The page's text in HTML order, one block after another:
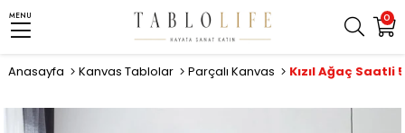
0
MENU
Anasayfa Kanvas Tablolar Parçalı Kanvas Kızıl Ağaç Saatli